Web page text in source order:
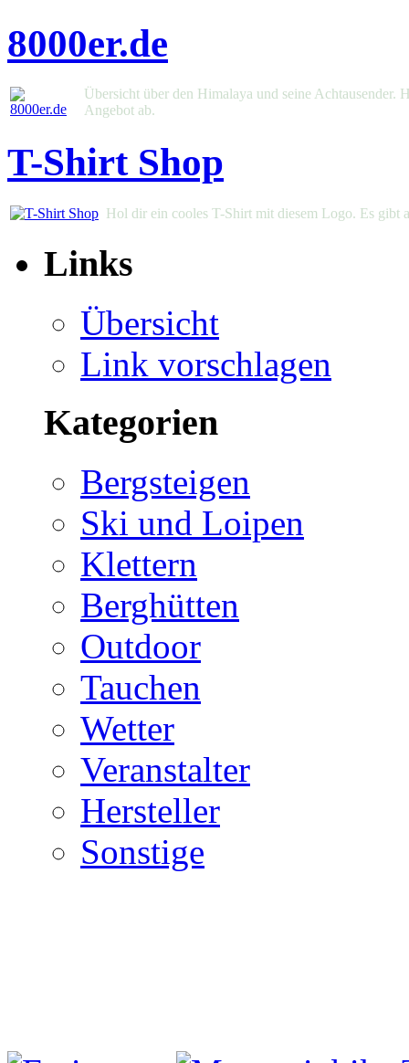
8000er.de
Übersicht über den Himalaya und seine Achtausender.
Angebot ab.
T-Shirt Shop
Hol dir ein cooles T-Shirt mit diesem Logo. Es gibt
Links
Übersicht
Link vorschlagen
Kategorien
Bergsteigen
Ski und Loipen
Klettern
Berghütten
Outdoor
Tauchen
Wetter
Veranstalter
Hersteller
Sonstige